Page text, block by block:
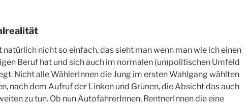
natürlich nicht so einfach, das sieht man wenn man wie ich einen
Beruf hat und sich auch im normalen (un)politischen Umfeld
Nicht alle WählerInnen die Jung im ersten Wahlgang wählten
nach dem Aufruf der Linken und Grünen, die Absicht das auch
zu tun. Ob nun AutofahrerInnen, RentnerInnen die eine